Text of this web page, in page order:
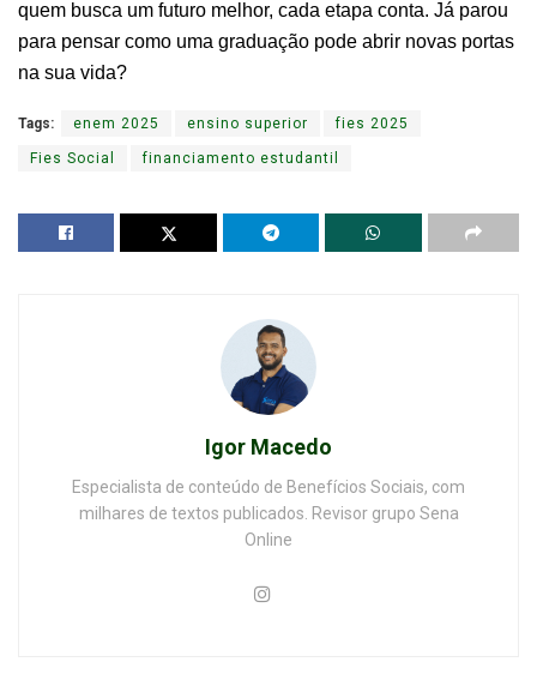
quem busca um futuro melhor, cada etapa conta. Já parou
para pensar como uma graduação pode abrir novas portas
na sua vida?
Tags: enem 2025 ensino superior fies 2025
Fies Social financiamento estudantil
Igor Macedo
Especialista de conteúdo de Benefícios Sociais, com
milhares de textos publicados. Revisor grupo Sena
Online